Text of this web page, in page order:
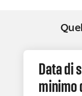
Data di
minimo